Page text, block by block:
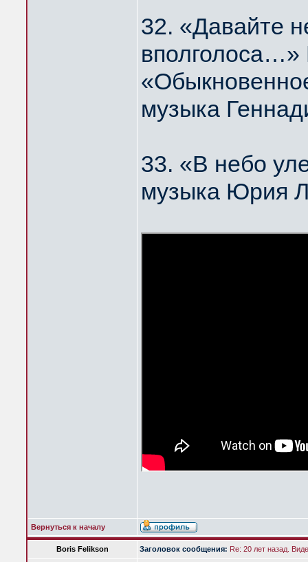
32. «Давайте
музыка
33. «В небо
музыка Юрия
Вернуться к началу
Boris Felikson Заголовок сообщения: Re: 20 лет назад.